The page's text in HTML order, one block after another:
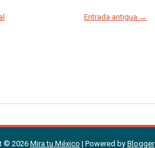
Entrada antigua →
© 2026 Mira tu México | Powered by Blogger